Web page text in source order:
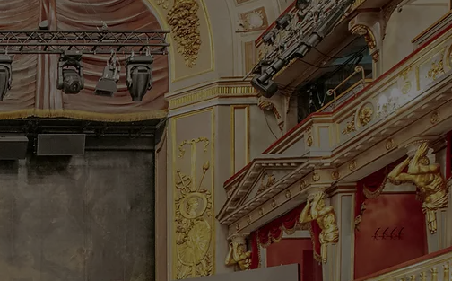
anzeigen SUCHEN